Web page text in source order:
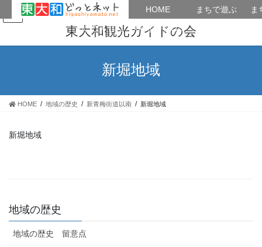
コ
テ
ス
ナ
ゲ
ン
東大和観光ガイドの会
新堀地域
HOME 地域の歴史 新青梅街道以南 新堀地域
新堀地域
地域の歴史
地域の歴史 留意点
HOMEHOME まちで遊ぶ
ま
がいこくじん みんなのブログ